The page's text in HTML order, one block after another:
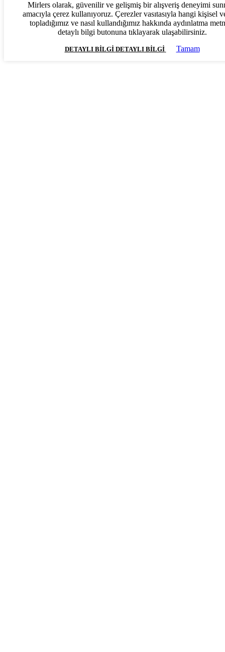
Mirlers olarak, güvenilir ve gelişmiş bir alışveriş deneyimi
amacıyla çerez kullanıyoruz. Çerezler vasıtasıyla hangi kişisel
topladığımız ve nasıl kullandığımız hakkında aydınlatma
detaylı bilgi butonuna tıklayarak ulaşabilirsiniz.
DETAYLI BILGI DETAYLI BILGI Tamam